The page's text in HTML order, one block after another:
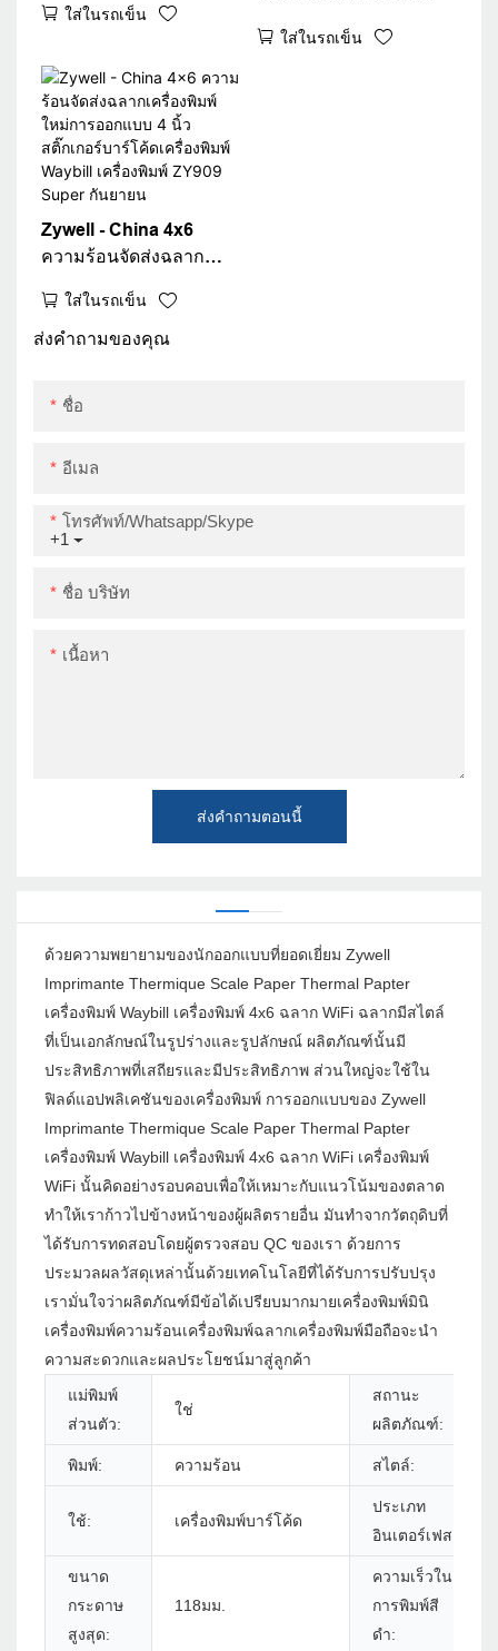
เครื่องพิมพ์ความร้อนแบบ
Way Bill Printer
ใส่ในรถเข็น
เครื่องพิมพ์เดสก์ท็อปที่อยู่
ใส่ในรถเข็น
Zywell - China 4x6
ความร้อนจัดส่งฉลาก
ออกแบบ 4 นิ้วสติ๊กเกอร์
บาร์โค้ดเครื่องพิมพ์
ใส่ในรถเข็น
ส่งคำถามของคุณ
ชื่อ
อีเมล
+1
โทรศัพท์/whatsapp/skype
ชื่อ บริษัท
เนื้อหา
ส่งคำถามตอนนี้
ด้วยความพยายามของนักออกแบบที่ยอดเยี่ยม Zywell
Imprimante Thermique Scale Paper Thermal Papter
เครื่องพิมพ์ Waybill เครื่องพิมพ์ 4x6 ฉลาก WiFi ฉลากมีสไตล์
ที่เป็นเอกลักษณ์ในรูปร่างและรูปลักษณ์ ผลิตภัณฑ์นั้นมี
ประสิทธิภาพที่เสถียรและมีประสิทธิภาพ ส่วนใหญ่จะใช้ใน
ฟิลด์แอปพลิเคชันของเครื่องพิมพ์ การออกแบบของ Zywell
Imprimante Thermique Scale Paper Thermal Papter
เครื่องพิมพ์ Waybill เครื่องพิมพ์ 4x6 ฉลาก WiFi เครื่องพิมพ์
WiFi นั้นคิดอย่างรอบคอบเพื่อให้เหมาะกับแนวโน้มของตลาด
ทำให้เราก้าวไปข้างหน้าของผู้ผลิตรายอื่น มันทำจากวัตถุดิบที่
ได้รับการทดสอบโดยผู้ตรวจสอบ QC ของเรา ด้วยการ
ประมวลผลวัสดุเหล่านั้นด้วยเทคโนโลยีที่ได้รับการปรับปรุง
เรามั่นใจว่าผลิตภัณฑ์มีข้อได้เปรียบมากมายเครื่องพิมพ์มินิ
เครื่องพิมพ์ความร้อนเครื่องพิมพ์ฉลากเครื่องพิมพ์มือถือจะนำ
ความสะดวกและผลประโยชน์มาสู่ลูกค้า
แม่พิมพ์
ส่วนตัว:
ใช่
สถานะ
ผลิตภัณฑ์:
พิมพ์: ความร้อน สไตล์:
ใช้: เครื่องพิมพ์บาร์โค้ด
ประเภท
อินเตอร์เฟส:
ขนาด
กระดาษ
สูงสุด:
118มม.
ความเร็วใน
การพิมพ์สี
ดำ: